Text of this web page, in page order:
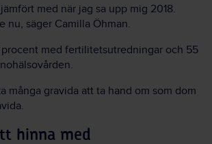
med när jag sa upp mig 2018.
nu, säger Camilla Öhman.
med fertilitetsutredningar och 55
många gravida att ta hand om som dom
hinna med